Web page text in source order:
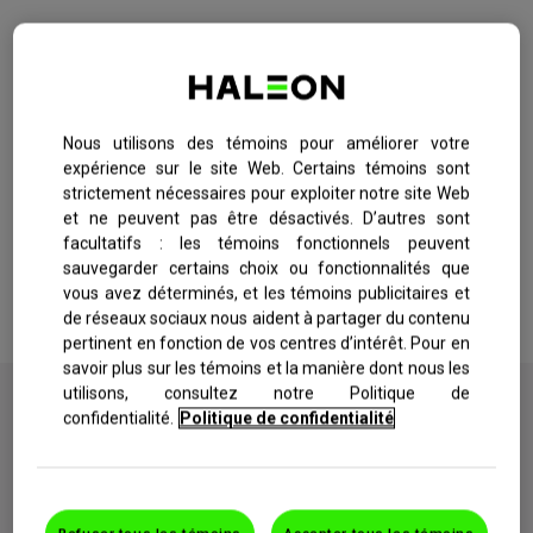
IMMUNITÉ+ FRAMBOISE
IMMUNITÉ+ BLEUET-AÇAI
IMMUNITÉ+ GUMMIES – SUPER ORANGE
GUMMIES
CRISTAUX EMERGEN-C
CRISTAUX EMERGEN-C – SOUTIEN IMMUNITAIRE
CRISTAUX – ORANGE (ADULTES)
Emergen-C : une délicieuse et pétillante façon de commencer
votre journée!
OBTENIR UN COUPON
IMMUNITÉ
Peut aider à prévenir le rhume chez ceux qui
vivent un stress physique.
Nous utilisons des témoins pour améliorer votre
expérience sur le site Web. Certains témoins sont
strictement nécessaires pour exploiter notre site Web
et ne peuvent pas être désactivés. D’autres sont
facultatifs : les témoins fonctionnels peuvent
sauvegarder certains choix ou fonctionnalités que
vous avez déterminés, et les témoins publicitaires et
de réseaux sociaux nous aident à partager du contenu
pertinent en fonction de vos centres d’intérêt. Pour en
savoir plus sur les témoins et la manière dont nous les
utilisons, consultez notre Politique de
confidentialité. Politique de confidentialité